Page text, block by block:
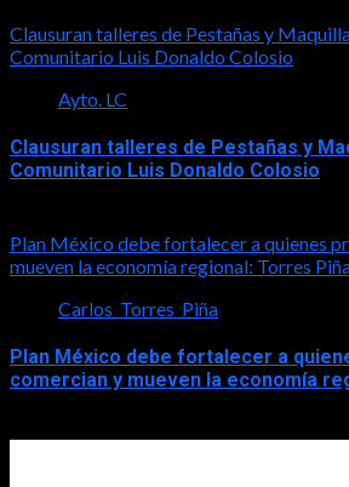
Clausuran talleres de Pestañas y
Comunitario Luis Donaldo Colosio
Ayto. LC
Clausuran talleres de Pestañas y
Comunitario Luis Donaldo Colosio
Plan México debe fortalecer a quienes
mueven la economía regional: Torres
Carlos_Torres_Piña
Plan México debe fortalecer a
comercian y mueven la economía